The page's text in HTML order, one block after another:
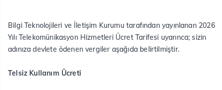
Bilgi Teknolojileri ve İletişim Kurumu tarafından yayınlanan 2026
Yılı Telekomünikasyon Hizmetleri Ücret Tarifesi uyarınca; sizin
adınıza devlete ödenen vergiler aşağıda belirtilmiştir.
Telsiz Kullanım Ücreti